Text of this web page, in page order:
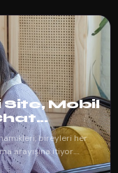
Site, Mobil
bireyleri her
arayışına itiyor.